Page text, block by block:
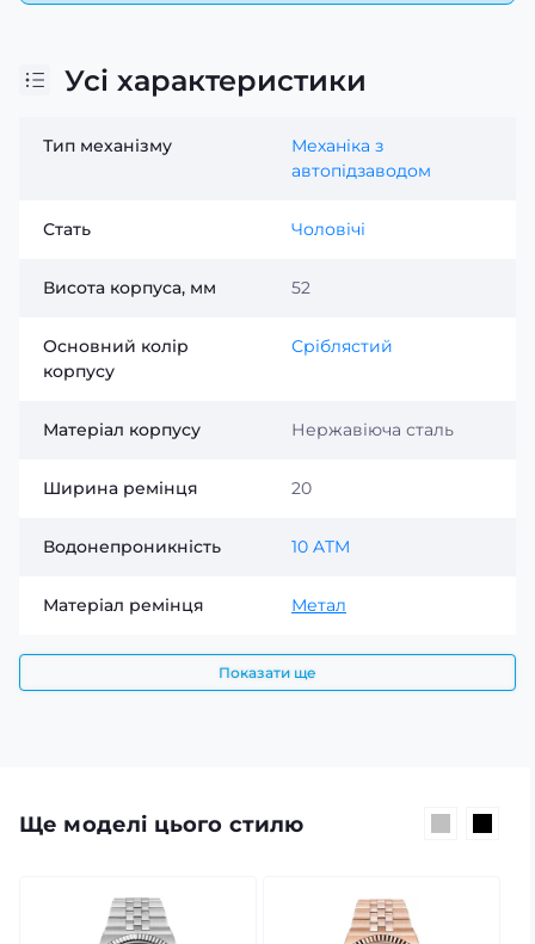
Усі характеристики
Тип механізму
Механіка з
автопідзаводом
Стать Чоловічі
Висота корпуса, мм 52
Основний колір
корпусу
Сріблястий
Матеріал корпусу Нержавіюча сталь
Ширина ремінця 20
Водонепроникність 10 ATM
Матеріал ремінця Метал
Показати ще
Ще моделі цього стилю